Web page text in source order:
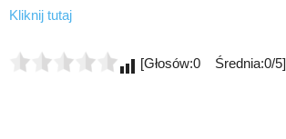
Kliknij tutaj
[Głosów:0 Średnia:0/5]